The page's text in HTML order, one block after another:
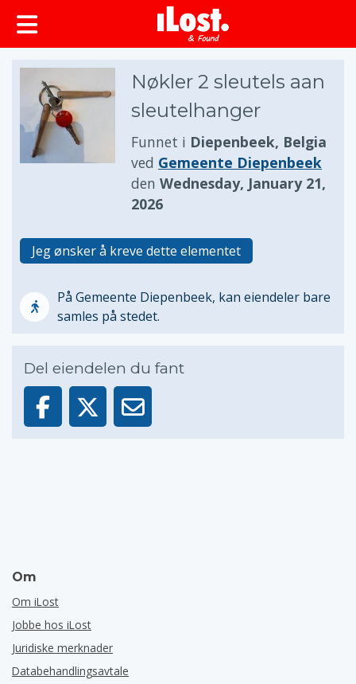
Nøkler 2 sleutels aan
sleutelhanger
Funnet i Diepenbeek, Belgia
ved Gemeente Diepenbeek
den Wednesday, January 21,
2026
Jeg ønsker å kreve dette elementet
På Gemeente Diepenbeek, kan eiendeler bare
samles på stedet.
Del eiendelen du fant
Om
Om iLost
Jobbe hos iLost
Juridiske merknader
Databehandlingsavtale